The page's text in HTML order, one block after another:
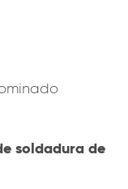
soldadura de